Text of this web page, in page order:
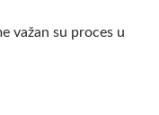
važan su proces u